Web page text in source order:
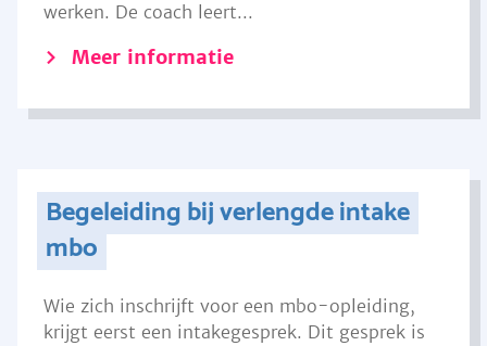
werken. De coach leert...
Meer informatie
Begeleiding bij verlengde intake
mbo
Wie zich inschrijft voor een mbo-opleiding,
krijgt eerst een intakegesprek. Dit gesprek is